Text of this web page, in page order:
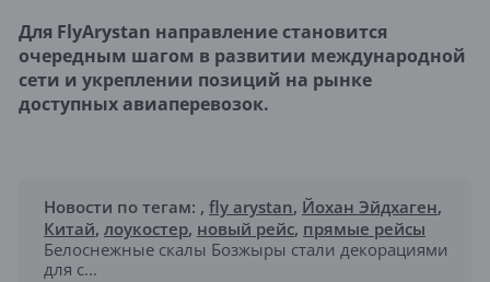
Для FlyArystan направление становится
очередным шагом в развитии международной
сети и укреплении позиций на рынке
доступных авиаперевозок.
Новости по тегам: , fly arystan, Йохан Эйдхаген,
Китай, лоукостер, новый рейс, прямые рейсы
Белоснежные скалы Бозжыры стали декорациями
для с...